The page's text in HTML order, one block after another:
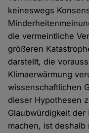
keineswegs
die vermeintliche
größeren
darstellt, die
Klimaerwärmung
wissenschaftlichen
dieser Hypothesen
Glaubwürdigkeit
machen, ist deshalb